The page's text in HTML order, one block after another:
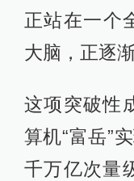
正站在一
大脑，正逐
这项突破性
算机“富岳”
千万亿次量